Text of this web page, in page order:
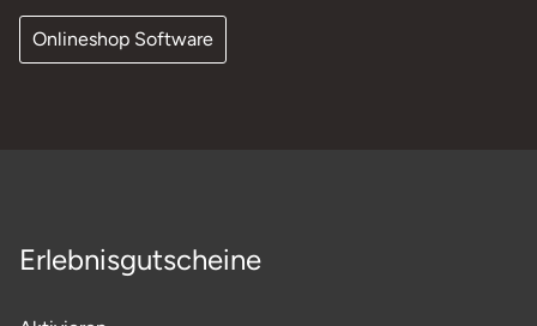
Onlineshop Software
Erlebnisgutscheine